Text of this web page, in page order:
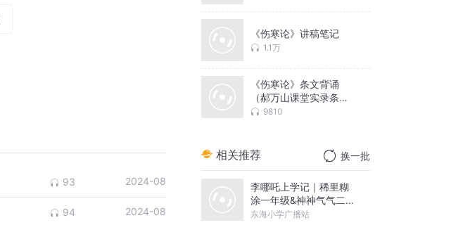
93 2024-08
94 2024-08
《伤寒论》讲稿笔记
1.1万
《伤寒论》条文背诵
（郝万山课堂实录条文
讲解顺序）
9810
相关推荐 换一批
李哪吒上学记｜稀里糊
涂一年级&神神气气二年
级
东海小学广播站